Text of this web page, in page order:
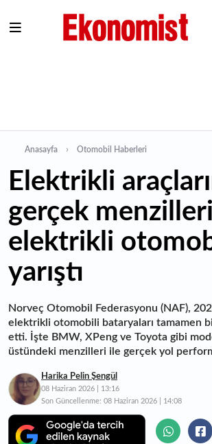
Anasayfa Otomobil Haberleri
Elektrikli
gerçek
elektrikli
yarıştı
Norveç Otomobil Federasyonu (NAF),
elektrikli otomobili bataryaları tamamen
etti. İşte BMW, XPeng ve Toyota gibi
üstündeki menzilleri ile gerçek yol
Harika Pelin Şengül
08 Haziran 2026 | 13:16
Son Güncellenme: 08 Haziran 2026 | 14:08